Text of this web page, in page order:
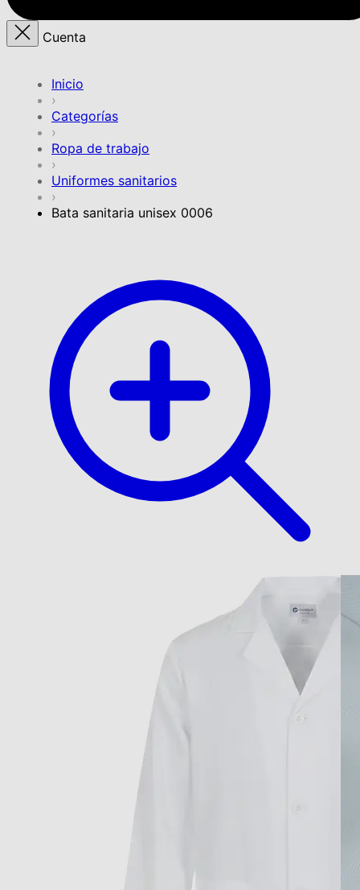
Cuenta
Inicio
›
Categorías
›
Ropa de trabajo
›
Uniformes sanitarios
›
Bata sanitaria unisex 0006